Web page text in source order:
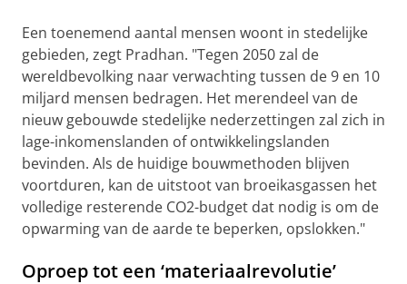
Een toenemend aantal mensen woont in stedelijke
gebieden, zegt Pradhan. "Tegen 2050 zal de
wereldbevolking naar verwachting tussen de 9 en 10
miljard mensen bedragen. Het merendeel van de
nieuw gebouwde stedelijke nederzettingen zal zich in
lage-inkomenslanden of ontwikkelingslanden
bevinden. Als de huidige bouwmethoden blijven
voortduren, kan de uitstoot van broeikasgassen het
volledige resterende CO2-budget dat nodig is om de
opwarming van de aarde te beperken, opslokken."
Oproep tot een ‘materiaalrevolutie’